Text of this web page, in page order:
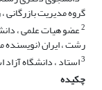
گروه مدیریت بازرگانی
2عضو هیات علمی ،
رشت ، ایران
3استاد ، دانشگاه
چکیده